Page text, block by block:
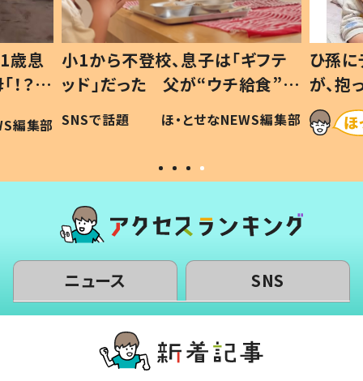
歳息
？」
編集部
小1から不登校、息子は「ギフテ
ッド」だった 父が“ウチ給食”を
作り続ける理由とは #令和の親
#令和の子
SNSで話題 ほ・とせなNEWS編集部
ひ孫
が、
「涙が
い」
ニュース SNS